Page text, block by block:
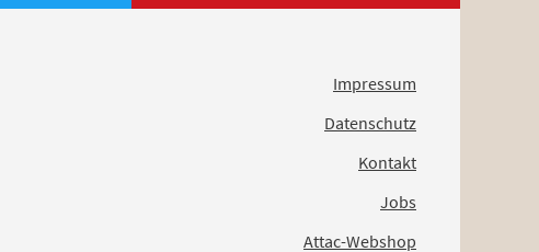
Impressum
Datenschutz
Kontakt
Jobs
Attac-Webshop